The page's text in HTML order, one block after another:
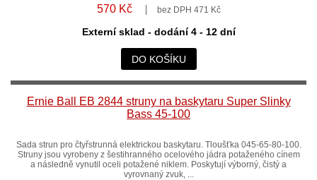
570 Kč bez DPH 471 Kč
Externí sklad - dodání 4 - 12 dní
DO KOŠÍKU
Ernie Ball EB 2844 struny na baskytaru Super Slinky
Bass 45-100
Sada strun pro čtyřstrunná elektrickou baskytaru. Tloušťka 045-65-80-100.
Struny jsou vyrobeny z šestihranného ocelového jádra potaženého cínem
a následně vynutil oceli potažené niklem. Poskytují výborný, čistý a
vyrovnaný zvuk, ...